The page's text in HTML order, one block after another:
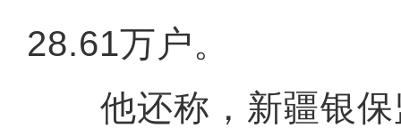
28.61万户。
他还称，新疆银保